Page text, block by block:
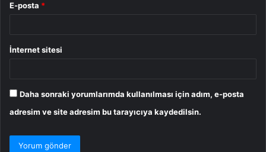
E-posta *
İnternet sitesi
Daha sonraki yorumlarımda kullanılması için adım, e-posta
adresim ve site adresim bu tarayıcıya kaydedilsin.